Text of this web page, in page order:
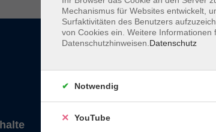
Mechanismus für Websites entwickelt,
Surfaktivitäten des Benutzers
von Cookies ein. Weitere Informationen
Datenschutzhinweisen. Datenschutz
Notwendig
YouTube